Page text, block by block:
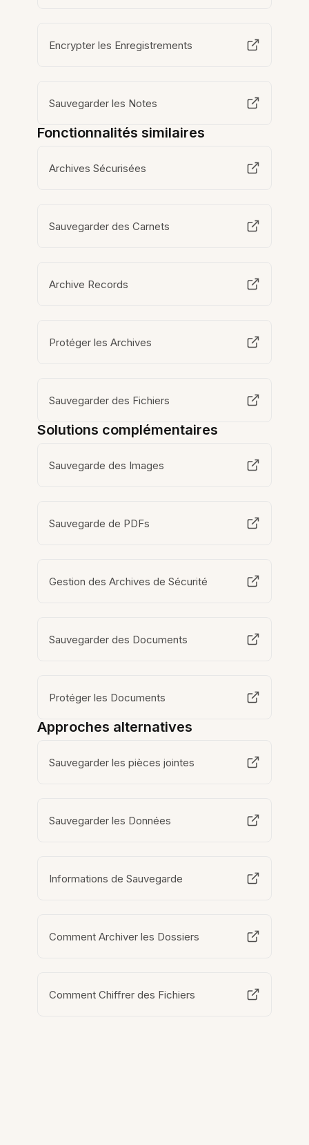
Encrypter les Enregistrements
Sauvegarder les Notes
Fonctionnalités similaires
Archives Sécurisées
Sauvegarder des Carnets
Archive Records
Protéger les Archives
Sauvegarder des Fichiers
Solutions complémentaires
Sauvegarde des Images
Sauvegarde de PDFs
Gestion des Archives de Sécurité
Sauvegarder des Documents
Protéger les Documents
Approches alternatives
Sauvegarder les pièces jointes
Sauvegarder les Données
Informations de Sauvegarde
Comment Archiver les Dossiers
Comment Chiffrer des Fichiers